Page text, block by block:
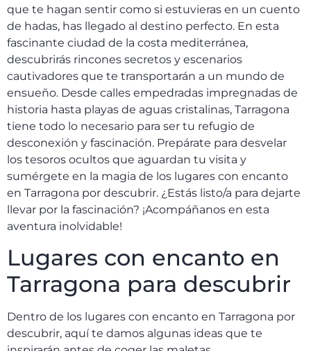
que te hagan sentir como si estuvieras en un cuento
de hadas, has llegado al destino perfecto. En esta
fascinante ciudad de la costa mediterránea,
descubrirás rincones secretos y escenarios
cautivadores que te transportarán a un mundo de
ensueño. Desde calles empedradas impregnadas de
historia hasta playas de aguas cristalinas, Tarragona
tiene todo lo necesario para ser tu refugio de
desconexión y fascinación. Prepárate para desvelar
los tesoros ocultos que aguardan tu visita y
sumérgete en la magia de los lugares con encanto
en Tarragona por descubrir. ¿Estás listo/a para dejarte
llevar por la fascinación? ¡Acompáñanos en esta
aventura inolvidable!
Lugares con encanto en
Tarragona para descubrir
Dentro de los lugares con encanto en Tarragona por
descubrir, aquí te damos algunas ideas que te